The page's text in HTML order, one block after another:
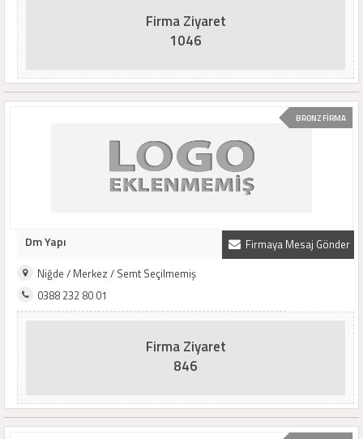
Firma Ziyaret
1046
BRONZ FİRMA
Firmaya Mesaj Gönder
Dm Yapı
Niğde / Merkez / Semt Seçilmemiş
0388 232 80 01
Firma Ziyaret
846